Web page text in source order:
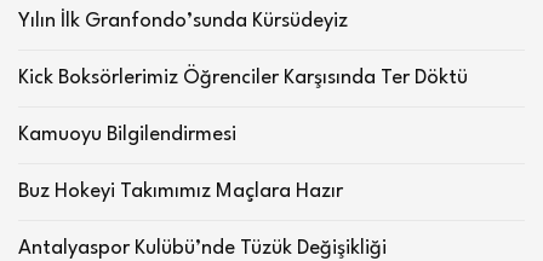
Yılın İlk Granfondo’sunda Kürsüdeyiz
Kick Boksörlerimiz Öğrenciler Karşısında Ter Döktü
Kamuoyu Bilgilendirmesi
Buz Hokeyi Takımımız Maçlara Hazır
Antalyaspor Kulübü’nde Tüzük Değişikliği